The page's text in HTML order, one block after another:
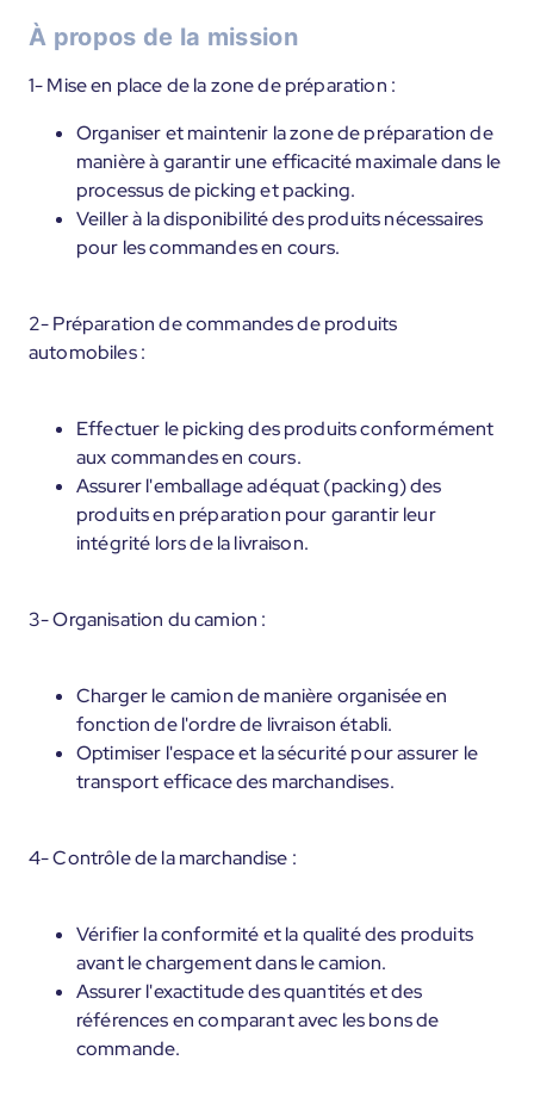
À propos de la mission
1- Mise en place de la zone de préparation :
Organiser et maintenir la zone de préparation de
manière à garantir une efficacité maximale dans le
processus de picking et packing.
Veiller à la disponibilité des produits nécessaires
pour les commandes en cours.
2- Préparation de commandes de produits
automobiles :
Effectuer le picking des produits conformément
aux commandes en cours.
Assurer l'emballage adéquat (packing) des
produits en préparation pour garantir leur
intégrité lors de la livraison.
3- Organisation du camion :
Charger le camion de manière organisée en
fonction de l'ordre de livraison établi.
Optimiser l'espace et la sécurité pour assurer le
transport efficace des marchandises.
4- Contrôle de la marchandise :
Vérifier la conformité et la qualité des produits
avant le chargement dans le camion.
Assurer l'exactitude des quantités et des
références en comparant avec les bons de
commande.